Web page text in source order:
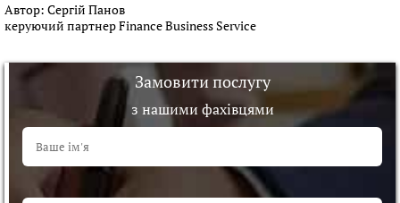
Автор: Сергій Панов
керуючий партнер Finance Business Service
Замовити послугу
з нашими фахівцями